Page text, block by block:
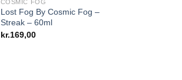
COSMIC FOG
Lost Fog By Cosmic Fog –
Streak – 60ml
kr.169,00